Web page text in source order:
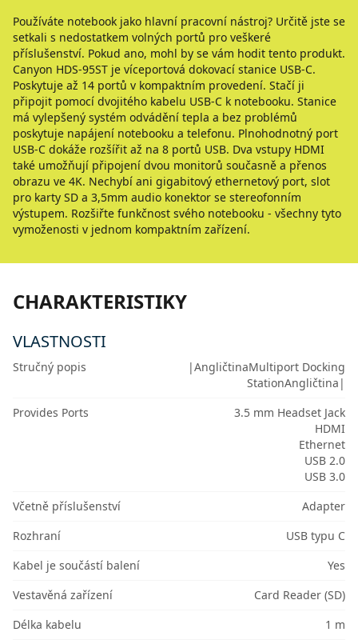
Používáte notebook jako hlavní pracovní nástroj? Určitě jste se
setkali s nedostatkem volných portů pro veškeré
příslušenství. Pokud ano, mohl by se vám hodit tento produkt.
Canyon HDS-95ST je víceportová dokovací stanice USB-C.
Poskytuje až 14 portů v kompaktním provedení. Stačí ji
připojit pomocí dvojitého kabelu USB-C k notebooku. Stanice
má vylepšený systém odvádění tepla a bez problémů
poskytuje napájení notebooku a telefonu. Plnohodnotný port
USB-C dokáže rozšířit až na 8 portů USB. Dva vstupy HDMI
také umožňují připojení dvou monitorů současně a přenos
obrazu ve 4K. Nechybí ani gigabitový ethernetový port, slot
pro karty SD a 3,5mm audio konektor se stereofonním
výstupem. Rozšiřte funkčnost svého notebooku - všechny tyto
vymoženosti v jednom kompaktním zařízení.
CHARAKTERISTIKY
VLASTNOSTI
Stručný popis
|AngličtinaMultiport Docking
StationAngličtina|
Provides Ports
3.5 mm Headset Jack
HDMI
Ethernet
USB 2.0
USB 3.0
Včetně příslušenství
Adapter
Rozhraní
USB typu C
Kabel je součástí balení
Yes
Vestavěná zařízení
Card Reader (SD)
Délka kabelu
1 m